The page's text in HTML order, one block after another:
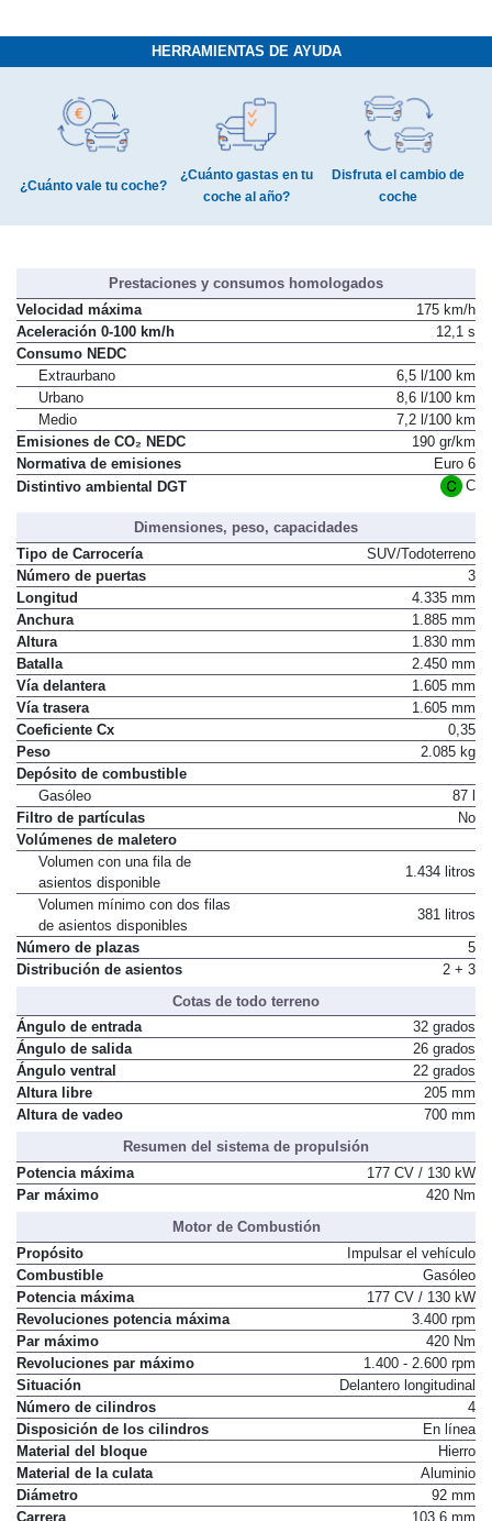
HERRAMIENTAS DE AYUDA
¿Cuánto vale tu coche?
¿Cuánto gastas en tu
coche al año?
Disfruta el cambio de
coche
Prestaciones y consumos homologados
Velocidad máxima
175 km/h
Aceleración 0-100 km/h
12,1 s
Consumo NEDC
Extraurbano
6,5 l/100 km
Urbano
8,6 l/100 km
Medio
7,2 l/100 km
Emisiones de CO₂ NEDC
190 gr/km
Normativa de emisiones
Euro 6
Distintivo ambiental DGT
C
Dimensiones, peso, capacidades
Tipo de Carrocería
SUV/Todoterreno
Número de puertas
3
Longitud
4.335 mm
Anchura
1.885 mm
Altura
1.830 mm
Batalla
2.450 mm
Vía delantera
1.605 mm
Vía trasera
1.605 mm
Coeficiente Cx
0,35
Peso
2.085 kg
Depósito de combustible
Gasóleo
87 l
Filtro de partículas
No
Volúmenes de maletero
Volumen con una fila de
asientos disponible
1.434 litros
Volumen mínimo con dos filas
de asientos disponibles
381 litros
Número de plazas
5
Distribución de asientos
2 + 3
Cotas de todo terreno
Ángulo de entrada
32 grados
Ángulo de salida
26 grados
Ángulo ventral
22 grados
Altura libre
205 mm
Altura de vadeo
700 mm
Resumen del sistema de propulsión
Potencia máxima
177 CV / 130 kW
Par máximo
420 Nm
Motor de Combustión
Propósito
Impulsar el vehículo
Combustible
Gasóleo
Potencia máxima
177 CV / 130 kW
Revoluciones potencia máxima
3.400 rpm
Par máximo
420 Nm
Revoluciones par máximo
1.400 - 2.600 rpm
Situación
Delantero longitudinal
Número de cilindros
4
Disposición de los cilindros
En línea
Material del bloque
Hierro
Material de la culata
Aluminio
Diámetro
92 mm
Carrera
103,6 mm